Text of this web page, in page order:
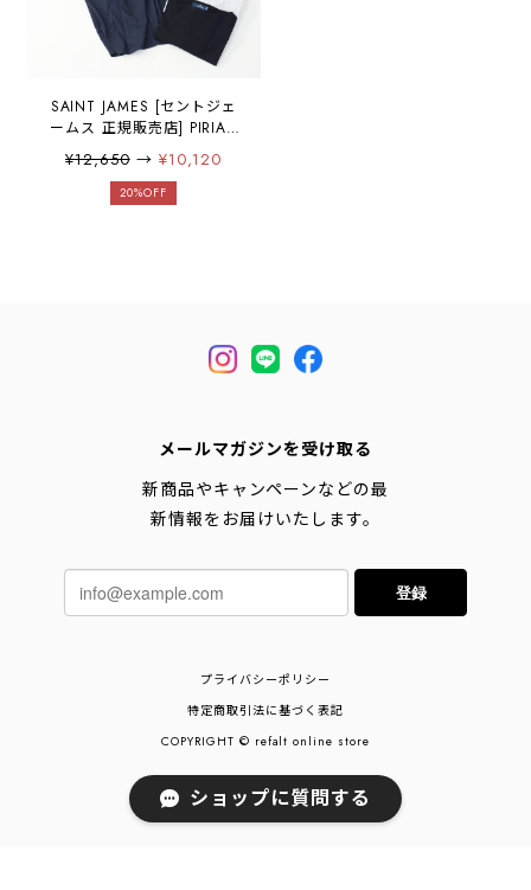
SAINT JAMES [セントジェ
ームス 正規販売店] PIRIAC
SOLID [ピリアック 無地] 無
地カットソー 半袖Tシャツ /
Tシャツ MEN'S/LADY'S
¥12,650→ ¥10,120
20%OFF
メールマガジンを受け取る
新商品やキャンペーンなどの最
新情報をお届けいたします。
登録
プライバシーポリシー
特定商取引法に基づく表記
COPYRIGHT © refalt online store
ショップに質問する